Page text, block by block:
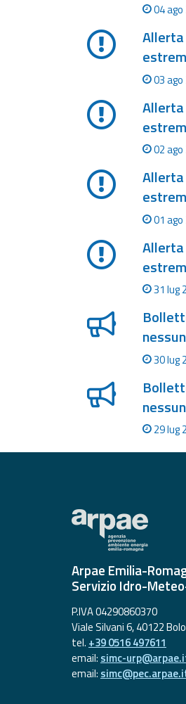
Strumenti
Scopri tutto sul sito e
sugli enti coinvolti
Guida per gli
04
03
02
01
31 lug
30 lug
29 lug
Arpae Emilia-
Servizio Idro-
P.IVA 04290860370
Viale Silvani 6, 40122
tel. +39 0516 497611
email: simc-
email: